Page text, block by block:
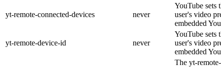
yt-remote-connected-devices never
YouTube sets
user's video
embedded
yt-remote-device-id never
YouTube sets
user's video
embedded
The yt-